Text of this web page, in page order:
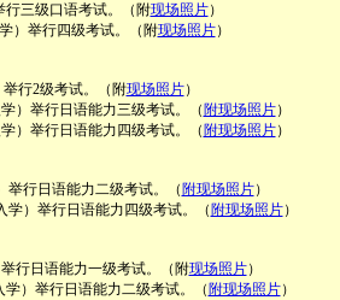
行三级口语考试。（附现场照片）
）举行四级考试。（附现场照片）
举行2级考试。（附现场照片）
学）举行日语能力三级考试。（ 附现场照片）
学）举行日语能力四级考试。（ 附现场照片）
举行日语能力二级考试。（ 附现场照片）
学）举行日语能力四级考试。（ 附现场照片）
举行日语能力一级考试。（附现场照片）
学）举行日语能力二级考试。（ 附现场照片）